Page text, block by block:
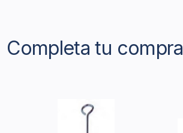
Completa tu compra